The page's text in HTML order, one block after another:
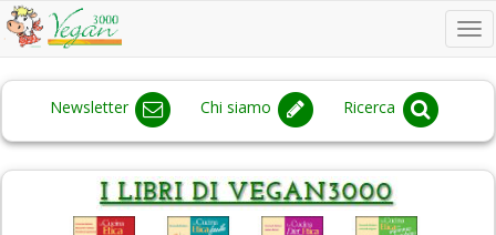
Newsletter Chi siamo Ricerca